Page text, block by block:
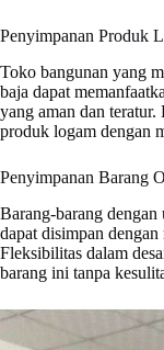
Penyimpanan Produk
Toko bangunan yang
baja dapat
yang aman dan
produk logam dengan
Penyimpanan Barang
Barang-barang
dapat disimpan
Fleksibilitas dalam
barang ini tanpa